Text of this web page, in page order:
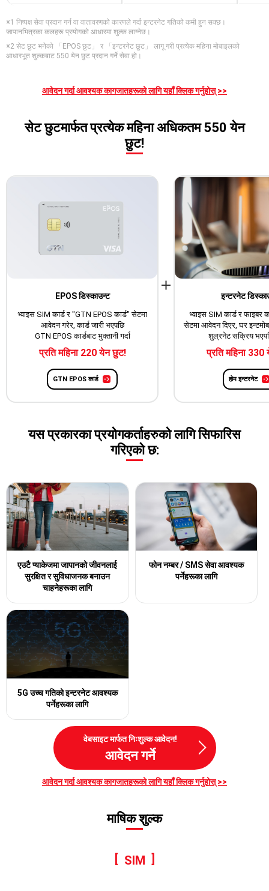
※1 निष्पक्ष सेवा प्रदान गर्न वा वातावरणको कारणले गर्दा इन्टरनेट गतिको कमी हुन सक्छ।
जापानभित्रका कलहरू प्रयोगको आधारमा शुल्क लाग्नेछ।
※2 सेट छुट भनेको 「EPOS छुट」 र 「इन्टरनेट छुट」 लागू गरी प्रत्येक महिना मोबाइलको
आधारभूत शुल्कबाट 550 येन छुट प्रदान गर्ने सेवा हो।
आवेदन गर्दा आवश्यक कागजातहरूको लागि यहाँ क्लिक गर्नुहोस् >>
सेट छुटमार्फत प्रत्येक महिना अधिकतम 550 येन
छुट!
EPOS डिस्काउन्ट
भ्वाइस SIM कार्ड र "GTN EPOS कार्ड" सेटमा
आवेदन गरेर, कार्ड जारी भएपछि
GTN EPOS कार्डबाट भुक्तानी गर्दा
प्रति महिना 220 येन छुट!
GTN EPOS कार्ड
इन्टरनेट
भ्वाइस SIM कार्ड र
सेटमा आवेदन दिएर, घर
शुल्रनेट सक्रिय
प्रति महिना
होम इन्टरनेट
यस प्रकारका प्रयोगकर्ताहरुको लागि सिफारिस
गरिएको छ:
एउटै प्याकेजमा जापानको जीवनलाई
सुरक्षित र सुविधाजनक बनाउन
चाहनेहरूका लागि
फोन नम्बर / SMS सेवाआवश्यक
पर्नेहरूका लागि
5G उच्च गतिको इन्टरनेटआवश्यक
पर्नेहरूका लागि
वेबसाइट मार्फत निःशुल्क आवेदन!
आवेदन गर्ने
आवेदन गर्दा आवश्यक कागजातहरूको लागि यहाँ क्लिक गर्नुहोस् >>
माषिक शुल्क
SIM